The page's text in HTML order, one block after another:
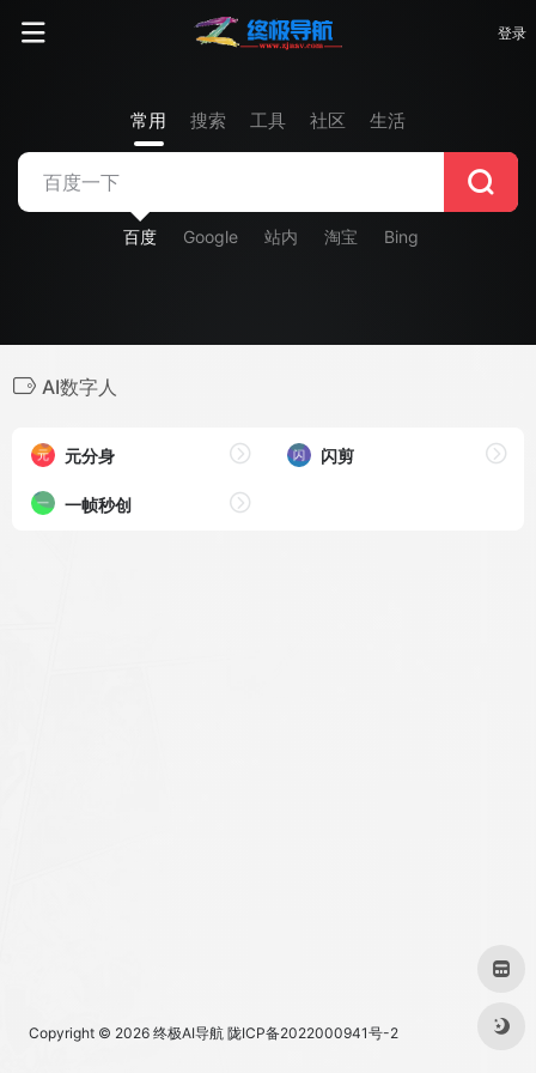
登录
常用 搜索 工具 社区 生活
百度 Google 站内 淘宝 Bing
AI数字人
元分身 闪剪
一帧秒创
Copyright © 2026 终极AI导航 陇ICP备2022000941号-2